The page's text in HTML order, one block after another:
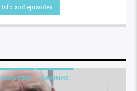
Info and episodes
ΠΟΛΙΤΙΚΉ ΣΑΧΊΝΗΣ